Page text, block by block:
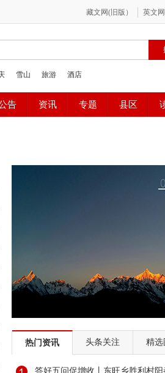
热门资讯 头条关注 精选
答好五问促增收丨东旺乡胜利村